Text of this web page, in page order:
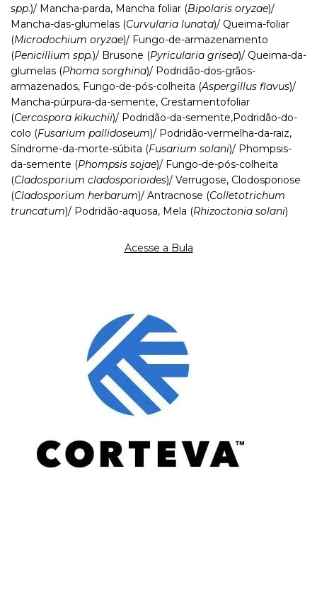
spp.)/ Mancha-parda, Mancha foliar (Bipolaris oryzae)/
Mancha-das-glumelas (Curvularia lunata)/ Queima-foliar
(Microdochium oryzae)/ Fungo-de-armazenamento
(Penicillium spp.)/ Brusone (Pyricularia grisea)/ Queima-da-
glumelas (Phoma sorghina)/ Podridão-dos-grãos-
armazenados, Fungo-de-pós-colheita (Aspergillus flavus)/
Mancha-púrpura-da-semente, Crestamentofoliar
(Cercospora kikuchii)/ Podridão-da-semente,Podridão-do-
colo (Fusarium pallidoseum)/ Podridão-vermelha-da-raiz,
Síndrome-da-morte-súbita (Fusarium solani)/ Phompsis-
da-semente (Phompsis sojae)/ Fungo-de-pós-colheita
(Cladosporium cladosporioides)/ Verrugose, Clodosporiose
(Cladosporium herbarum)/ Antracnose (Colletotrichum
truncatum)/ Podridão-aquosa, Mela (Rhizoctonia solani)
Acesse a Bula